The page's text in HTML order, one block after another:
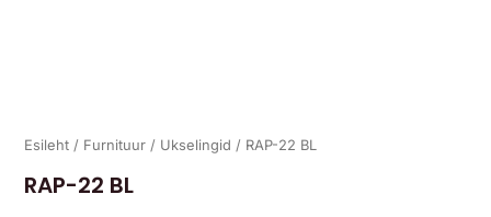
Esileht/ Furnituur/ Ukselingid / RAP-22 BL
RAP-22 BL